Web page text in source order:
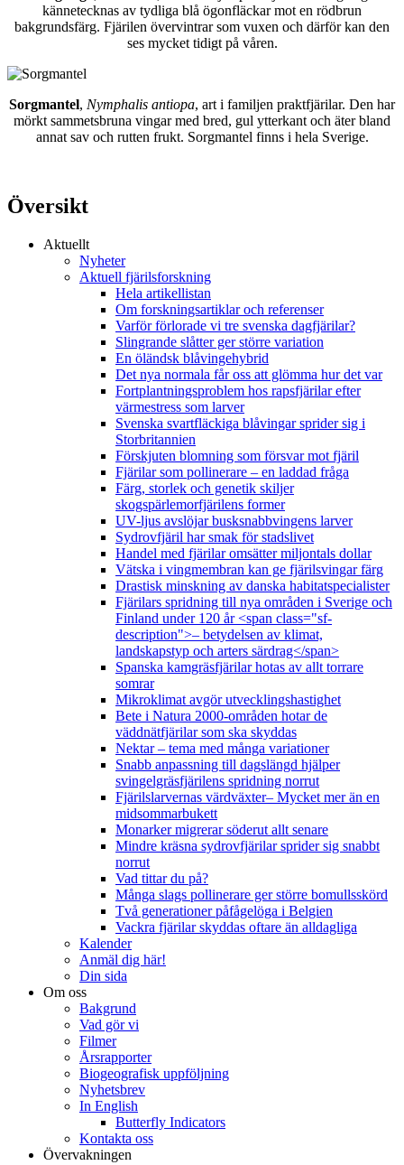
kännetecknas av tydliga blå ögonfläckar mot en rödbrun
bakgrundsfärg. Fjärilen övervintrar som vuxen och därför kan den
ses mycket tidigt på våren.
Sorgmantel, Nymphalis antiopa, art i familjen praktfjärilar. Den har
mörkt sammetsbruna vingar med bred, gul ytterkant och äter bland
annat sav och rutten frukt. Sorgmantel finns i hela Sverige.
Översikt
Aktuellt
Nyheter
Aktuell fjärilsforskning
Hela artikellistan
Om forskningsartiklar och referenser
Varför förlorade vi tre svenska dagfjärilar?
Slingrande slåtter ger större variation
En öländsk blåvingehybrid
Det nya normala får oss att glömma hur det var
Fortplantningsproblem hos rapsfjärilar efter
värmestress som larver
Svenska svartfläckiga blåvingar sprider sig i
Storbritannien
Förskjuten blomning som försvar mot fjäril
Fjärilar som pollinerare – en laddad fråga
Färg, storlek och genetik skiljer
skogspärlemorfjärilens former
UV-ljus avslöjar busksnabbvingens larver
Sydrovfjäril har smak för stadslivet
Handel med fjärilar omsätter miljontals dollar
Vätska i vingmembran kan ge fjärilsvingar färg
Drastisk minskning av danska habitatspecialister
Fjärilars spridning till nya områden i Sverige och
Finland under 120 år <span class="sf-
description">– betydelsen av klimat,
landskapstyp och arters särdrag</span>
Spanska kamgräsfjärilar hotas av allt torrare
somrar
Mikroklimat avgör utvecklingshastighet
Bete i Natura 2000-områden hotar de
väddnätfjärilar som ska skyddas
Nektar – tema med många variationer
Snabb anpassning till dagslängd hjälper
svingelgräsfjärilens spridning norrut
Fjärilslarvernas värdväxter– Mycket mer än en
midsommarbukett
Monarker migrerar söderut allt senare
Mindre kräsna sydrovfjärilar sprider sig snabbt
norrut
Vad tittar du på?
Många slags pollinerare ger större bomullsskörd
Två generationer påfågelöga i Belgien
Vackra fjärilar skyddas oftare än alldagliga
Kalender
Anmäl dig här!
Din sida
Om oss
Bakgrund
Vad gör vi
Filmer
Årsrapporter
Biogeografisk uppföljning
Nyhetsbrev
In English
Butterfly Indicators
Kontakta oss
Övervakningen